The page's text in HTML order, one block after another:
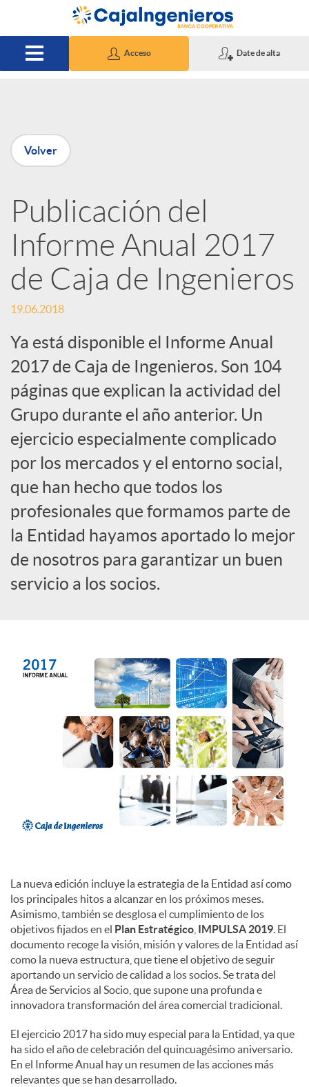
Saltar al contenido principal
Acceso Date de alta
P
u
b
l
i
c
a
d
o
r
d
c
e
n
i
d
o
s
Volver
Publicación del
Informe Anual 2017
de Caja de Ingenieros
19.06.2018
Ya está disponible el Informe Anual
2017 de Caja de Ingenieros. Son 104
páginas que explican la actividad del
Grupo durante el año anterior. Un
ejercicio especialmente complicado
por los mercados y el entorno social,
que han hecho que todos los
profesionales que formamos parte de
la Entidad hayamos aportado lo mejor
de nosotros para garantizar un buen
servicio a los socios.
La nueva edición incluye la estrategia de la Entidad así como
los principales hitos a alcanzar en los próximos meses.
Asimismo, también se desglosa el cumplimiento de los
objetivos fijados en el Plan Estratégico IMPULSA 2019. El
documento recoge la visión, misión y valores de la Entidad así
como la nueva estructura, que tiene el objetivo de seguir
aportando un servicio de calidad a los socios. Se trata del
Área de Servicios al Socio, que supone una profunda e
innovadora transformación del área comercial tradicional.
El ejercicio 2017 ha sido muy especial para la Entidad, ya que
ha sido el año de celebración del quincuagésimo aniversario.
En el Informe Anual hay un resumen de las acciones más
relevantes que se han desarrollado.